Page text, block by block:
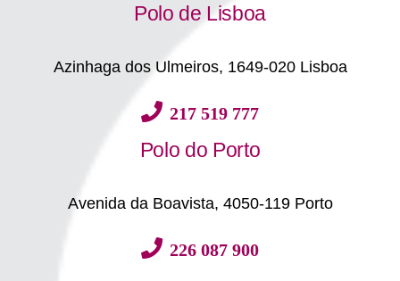
Polo de Lisboa
Azinhaga dos Ulmeiros, 1649-020 Lisboa
217 519 777
Polo do Porto
Avenida da Boavista, 4050-119 Porto
226 087 900